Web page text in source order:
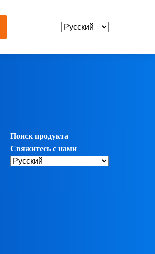
Поиск продукта
Свяжитесь с нами